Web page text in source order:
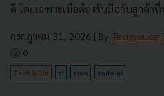
ดี โดยเฉพาะเมื่อต้องรับมือกับลูกค้าที่
กรกฎาคม 31, 2026 | By Techsauce
0
Tech & Biz ai sme saifa-ai